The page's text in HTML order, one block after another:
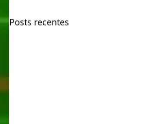
Posts recentes